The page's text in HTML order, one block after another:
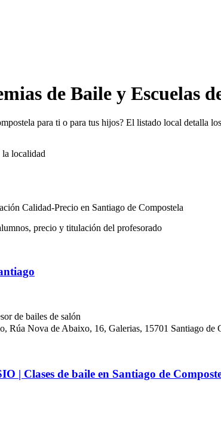
de Baile y Escuelas
para ti o para tus hijos? El listado local detalla
la localidad
Calidad-Precio en Santiago de Compostela
precio y titulación del profesorado
de bailes de salón
Rúa Nova de Abaixo, 16, Galerias, 15701 Santiago de
| Clases de baile en Santiago de